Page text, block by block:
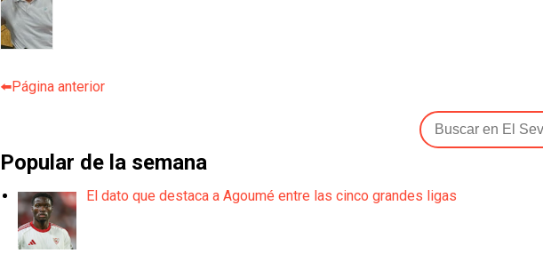
⬅️Página anterior
Popular de la semana
El dato que destaca a Agoumé entre las cinco grandes ligas